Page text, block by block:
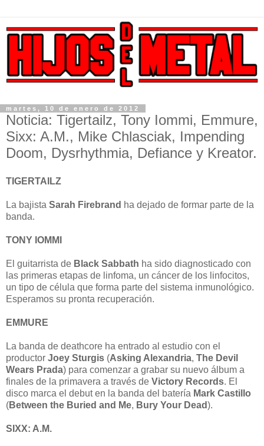
martes, 10 de enero de 2012
Noticia: Tigertailz, Tony Iommi, Emmure,
Sixx: A.M., Mike Chlasciak, Impending
Doom, Dysrhythmia, Defiance y Kreator.
TIGERTAILZ
La bajista Sarah Firebrand ha dejado de formar parte de la
banda.
TONY IOMMI
El guitarrista de Black Sabbath ha sido diagnosticado con
las primeras etapas de linfoma, un cáncer de los linfocitos,
un tipo de célula que forma parte del sistema inmunológico.
Esperamos su pronta recuperación.
EMMURE
La banda de deathcore ha entrado al estudio con el
productor Joey Sturgis (Asking Alexandria, The Devil
Wears Prada) para comenzar a grabar su nuevo álbum a
finales de la primavera a través de Victory Records. El
disco marca el debut en la banda del batería Mark Castillo
(Between the Buried and Me, Bury Your Dead).
SIXX: A.M.